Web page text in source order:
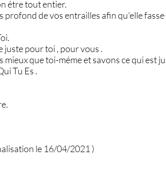
étre tout entier.
profond de vos entrailles afin qu'elle
juste pour toi , pour vous .
mieux que toi-méme et savons ce qui est
Tu Es .
le 16/04/2021 )